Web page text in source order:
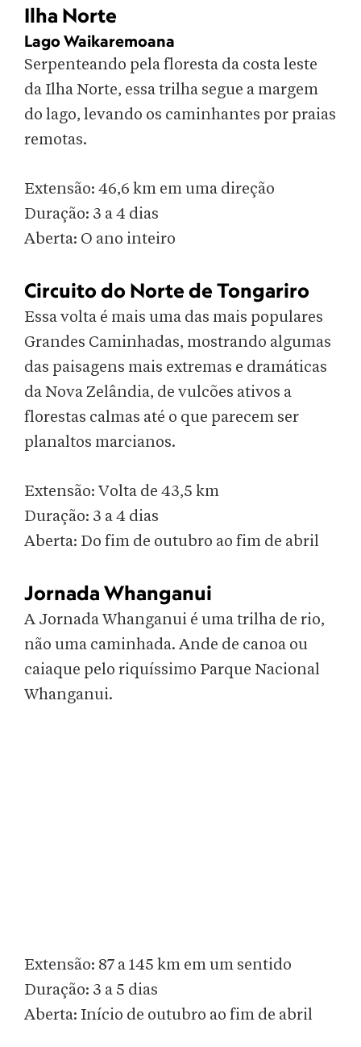
Ilha Norte
Lago Waikaremoana
Serpenteando pela floresta da costa leste
da Ilha Norte, essa trilha segue a margem
do lago, levando os caminhantes por praias
remotas.
Extensão: 46,6 km em uma direção
Duração: 3 a 4 dias
Aberta: O ano inteiro
Circuito do Norte de Tongariro
Essa volta é mais uma das mais populares
Grandes Caminhadas, mostrando algumas
das paisagens mais extremas e dramáticas
da Nova Zelândia, de vulcões ativos a
florestas calmas até o que parecem ser
planaltos marcianos.
Extensão: Volta de 43,5 km
Duração: 3 a 4 dias
Aberta: Do fim de outubro ao fim de abril
Jornada Whanganui
A Jornada Whanganui é uma trilha de rio,
não uma caminhada. Ande de canoa ou
caiaque pelo riquíssimo Parque Nacional
Whanganui.
Extensão: 87 a 145 km em um sentido
Duração: 3 a 5 dias
Aberta: Início de outubro ao fim de abril